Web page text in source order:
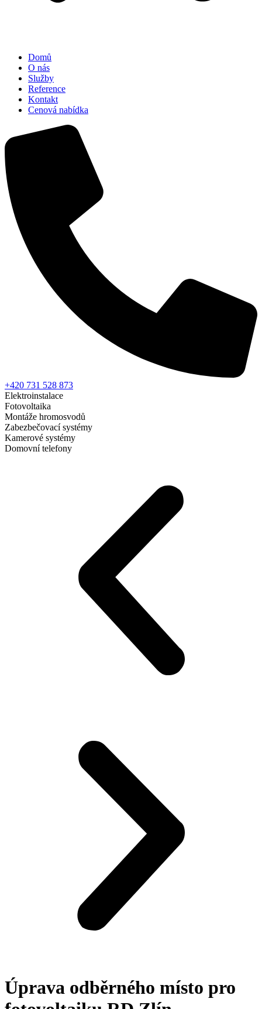
Domů
O nás
Služby
Reference
Kontakt
Cenová nabídka
+420 731 528 873
Elektroinstalace
Fotovoltaika
Montáže hromosvodů
Zabezbečovací systémy
Kamerové systémy
Domovní telefony
Úprava odběrného místo pro